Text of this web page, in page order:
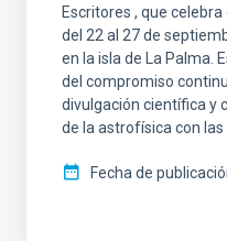
Escritores , que
del 22 al 27 de
en la isla de La Palma.
del compromiso
divulgación científica y
de la astrofísica con las
Fecha de